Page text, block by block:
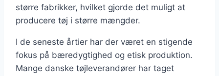
større fabrikker, hvilket gjorde det muligt at
producere tøj i større mængder.
I de seneste årtier har der været en stigende
fokus på bæredygtighed og etisk produktion.
Mange danske tøjleverandører har taget